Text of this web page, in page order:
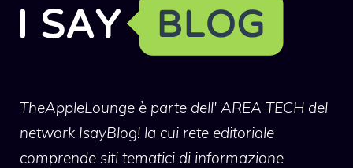
TheAppleLounge è parte dell' AREA TECH del
network IsayBlog! la cui rete editoriale
comprende siti tematici di informazione